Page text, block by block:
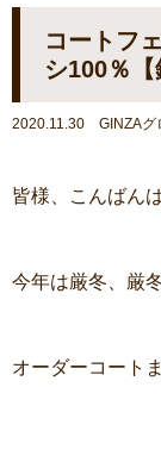
コートフ
シ100％【
2020.11.30 GINZAグ
皆様、こんばんは
今年は厳冬、厳
オーダーコート